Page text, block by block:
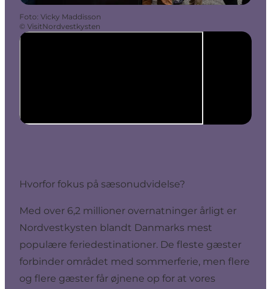
Foto: Vicky Maddisson
© VisitNordvestkysten
Hvorfor fokus på sæsonudvidelse?
Med over 6,2 millioner overnatninger årligt er
Nordvestkysten blandt Danmarks mest
populære feriedestinationer. De fleste gæster
forbinder området med sommerferie, men flere
og flere gæster får øjnene op for at vores